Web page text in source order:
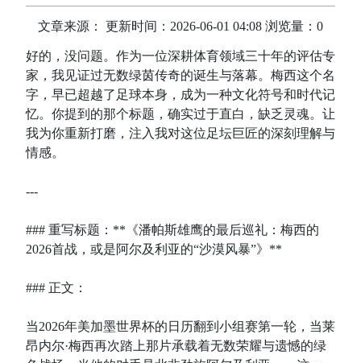
文章来源： 更新时间：2026-06-01 04:08 浏览量：0
好的，没问题。作为一位深耕体育领域三十年的评估专
家，我见证过无数绿茵传奇的诞生与落幕。梅西这个名
字，早已超越了足球本身，成为一种文化符号和时代记
忆。你提到的那个标题，确实过于直白，缺乏灵魂。让
我为你重新打磨，注入我对这位足坛巨匠的深刻理解与
情感。
---
### 重写标题：**《潘帕斯雄鹰的最后巡礼：梅西的
2026首战，或是阿尔及利亚的“沙漠风暴”》**
### 正文：
当2026年美加墨世界杯的日历翻到小组赛第一轮，当莱
昂内尔·梅西再次踏上那片承载着无数荣耀与遗憾的绿